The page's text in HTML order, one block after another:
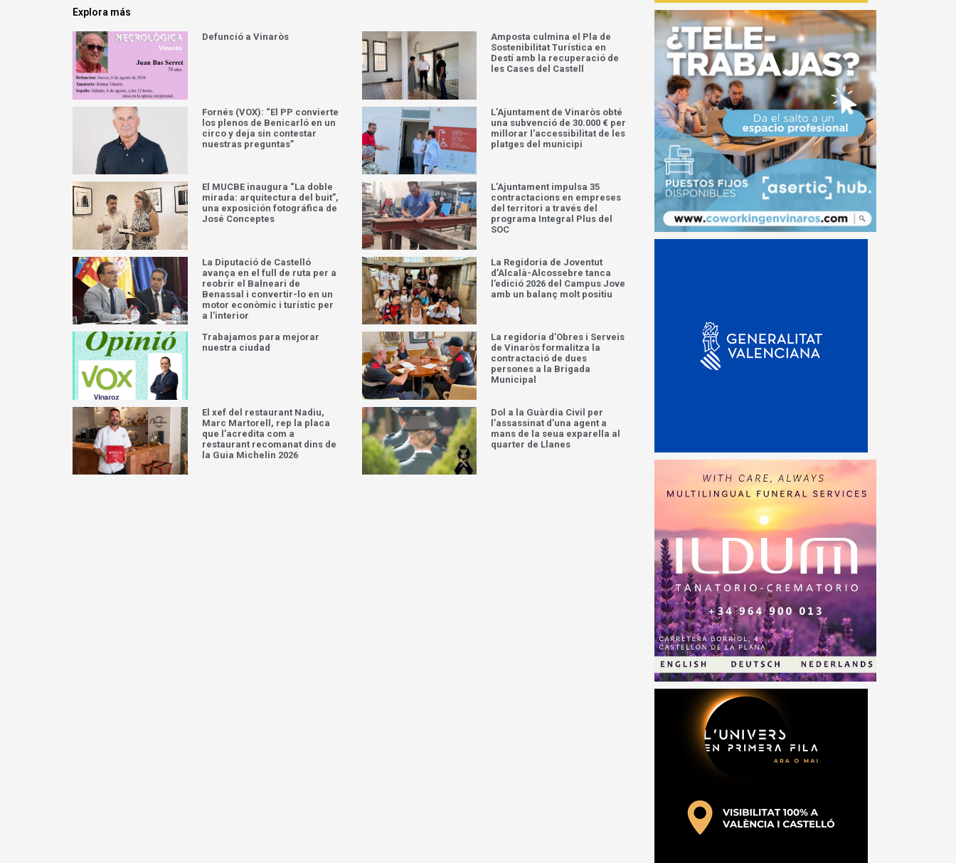
Explora más
Defunció a Vinaròs
Amposta culmina el Pla de
Sostenibilitat Turística en
Destí amb la recuperació de
les Cases del Castell
Fornés (VOX): “El PP convierte
los plenos de Benicarló en un
circo y deja sin contestar
nuestras preguntas”
L’Ajuntament de Vinaròs obté
una subvenció de 30.000 € per
millorar l’accessibilitat de les
platges del municipi
El MUCBE inaugura “La doble
mirada: arquitectura del buit”,
una exposición fotográfica de
José Conceptes
L’Ajuntament impulsa 35
contractacions en empreses
del territori a través del
programa Integral Plus del
SOC
La Diputació de Castelló
avança en el full de ruta per a
reobrir el Balneari de
Benassal i convertir-lo en un
motor econòmic i turístic per
a l’interior
La Regidoria de Joventut
d’Alcalà-Alcossebre tanca
l’edició 2026 del Campus Jove
amb un balanç molt positiu
Trabajamos para mejorar
nuestra ciudad
La regidoria d’Obres i Serveis
de Vinaròs formalitza la
contractació de dues
persones a la Brigada
Municipal
El xef del restaurant Nadiu,
Marc Martorell, rep la placa
que l’acredita com a
restaurant recomanat dins de
la Guia Michelin 2026
Dol a la Guàrdia Civil per
l’assassinat d’una agent a
mans de la seua exparella al
quarter de Llanes